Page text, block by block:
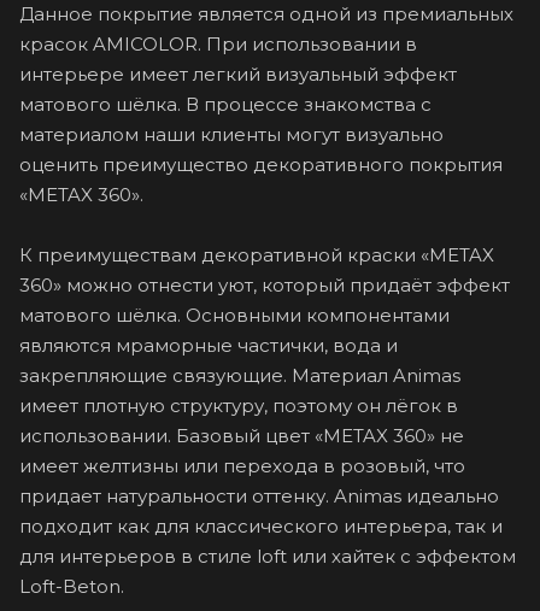
Данное покрытие является одной из премиальных
красок AMICOLOR. При использовании в
интерьере имеет легкий визуальный эффект
матового шёлка. В процессе знакомства с
материалом наши клиенты могут визуально
оценить преимущество декоративного покрытия
«METAX 360».
К преимуществам декоративной краски «METAX
360» можно отнести уют, который придаёт эффект
матового шёлка. Основными компонентами
являются мраморные частички, вода и
закрепляющие связующие. Материал Animas
имеет плотную структуру, поэтому он лёгок в
использовании. Базовый цвет «METAX 360» не
имеет желтизны или перехода в розовый, что
придает натуральности оттенку. Animas идеально
подходит как для классического интерьера, так и
для интерьеров в стиле loft или хайтек с эффектом
Loft-Beton.